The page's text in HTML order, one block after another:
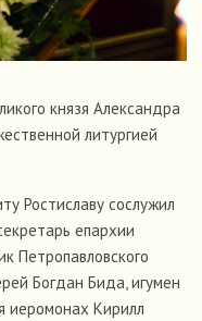
князя Александра
литургией
Ростиславу сослужил
епархии
Петропавловского
Богдан Бида, игумен
иеромонах Кирилл